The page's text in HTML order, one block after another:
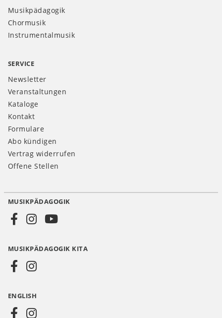
Musikpädagogik
Chormusik
Instrumentalmusik
SERVICE
Newsletter
Veranstaltungen
Kataloge
Kontakt
Formulare
Abo kündigen
Vertrag widerrufen
Offene Stellen
Social
Media
DE
MUSIKPÄDAGOGIK
MUSIKPÄDAGOGIK KITA
ENGLISH